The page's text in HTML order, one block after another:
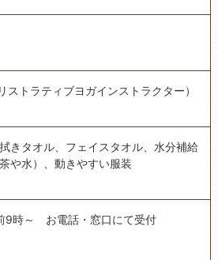
ストラティブヨガインストラクター）
きタオル、フェイスタオル、水分補給
や水）、動きやすい服装
時～ お電話・窓口にて受付